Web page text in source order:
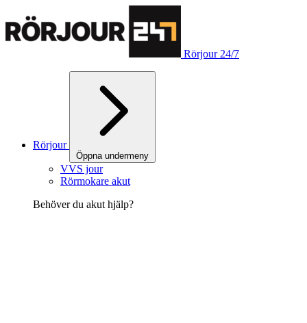
Rörjour 24/7
Rörjour
Öppna undermeny
VVS jour
Rörmokare akut
Behöver du akut hjälp?